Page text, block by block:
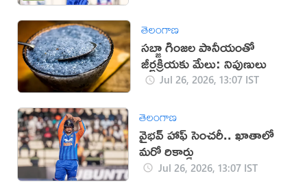
తెలంగాణ
సబ్జా గింజల పానీయంతో
జీర్ణక్రియకు మేలు: నిపుణులు
Jul 26, 2026, 13:07 IST
తెలంగాణ
వైభవ్ హాఫ్ సెంచరీ.. ఖాతాలో
మరో రికార్డు
Jul 26, 2026, 13:07 IST